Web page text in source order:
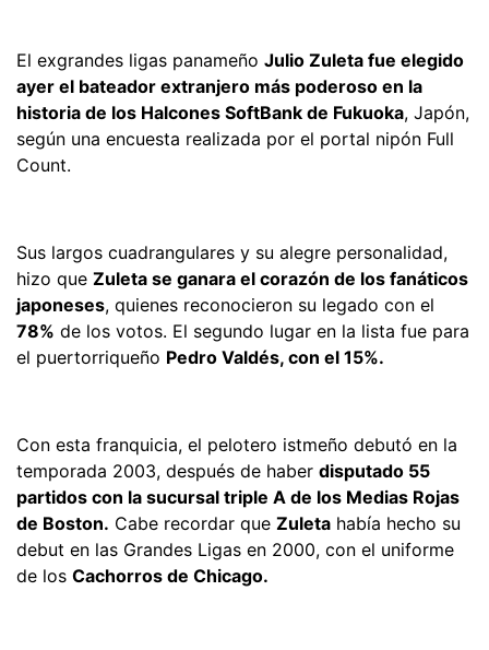
El exgrandes ligas panameño Julio Zuleta fue elegido
ayer el bateador extranjero más poderoso en la
historia de los Halcones SoftBank de Fukuoka, Japón,
según una encuesta realizada por el portal nipón Full
Count.
Sus largos cuadrangulares y su alegre personalidad,
hizo que Zuleta se ganara el corazón de los fanáticos
japoneses, quienes reconocieron su legado con el
78% de los votos. El segundo lugar en la lista fue para
el puertorriqueño Pedro Valdés, con el 15%.
Con esta franquicia, el pelotero istmeño debutó en la
temporada 2003, después de haber disputado 55
partidos con la sucursal triple A de los Medias Rojas
de Boston. Cabe recordar que Zuleta había hecho su
debut en las Grandes Ligas en 2000, con el uniforme
de los Cachorros de Chicago.